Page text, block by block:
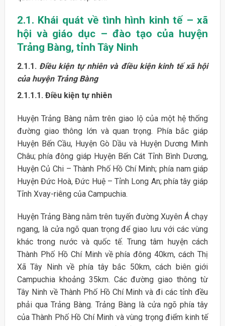
2.1. Khái quát về tình hình kinh tế – xã
hội và giáo dục – đào tạo của huyện
Trảng Bàng, tỉnh Tây Ninh
2.1.1. Điều kiện tự nhiên và điều kiện kinh tế xã hội
của huyện Trảng Bàng
2.1.1.1. Điều kiện tự nhiên
Huyện Trảng Bàng nằm trên giao lộ của một hệ thống
đường giao thông lớn và quan trọng. Phía bắc giáp
Huyện Bến Cầu, Huyện Gò Dầu và Huyện Dương Minh
Châu; phía đông giáp Huyện Bến Cát Tỉnh Bình Dương,
Huyện Củ Chi – Thành Phố Hồ Chí Minh; phía nam giáp
Huyện Đức Hoà, Đức Huệ – Tỉnh Long An; phía tây giáp
Tỉnh Xvay-riêng của Campuchia.
Huyện Trảng Bàng nằm trên tuyến đường Xuyên Á chạy
ngang, là cửa ngõ quan trọng để giao lưu với các vùng
khác trong nước và quốc tế. Trung tâm huyện cách
Thành Phố Hồ Chí Minh về phía đông 40km, cách Thị
Xã Tây Ninh về phía tây bắc 50km, cách biên giới
Campuchia khoảng 35km. Các đường giao thông từ
Tây Ninh về Thành Phố Hồ Chí Minh và đi các tỉnh đều
phải qua Trảng Bàng. Trảng Bàng là cửa ngõ phía tây
của Thành Phố Hồ Chí Minh và vùng trọng điểm kinh tế